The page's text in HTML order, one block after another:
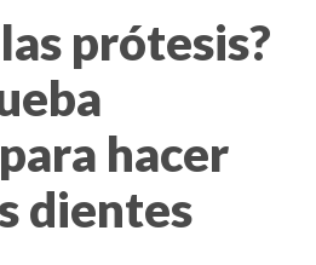
prótesis?
hacer
dientes